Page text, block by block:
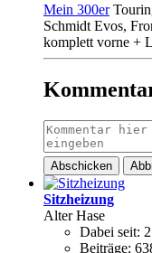
Mein 300er
Schmidt Evos,
komplett vorne +
Abschicken
Sitzheizung
Alter Hase
Dabei seit:
Beiträge: